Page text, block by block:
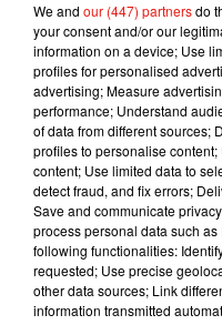
7 août
Julien
dans
7 août
We and our (447) partnersdo
your consent and/or our
information on a device; Use
profiles for personalised
advertising; Measure
performance; Understand
of data from different sources;
profiles to personalise
content; Use limited data to
detect fraud, and fix errors;
Save and communicate
process personal data such
following functionalities:
requested; Use precise
other data sources; Link
information transmitted